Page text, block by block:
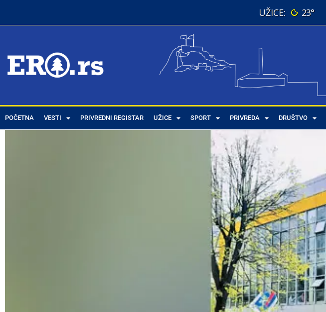
23°
POČETNA VESTI PRIVREDNI REGISTAR UŽICE SPORT PRIVREDA DRUŠTVO